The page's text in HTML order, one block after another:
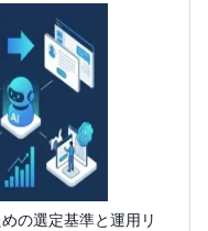
の選定基準と運用リ